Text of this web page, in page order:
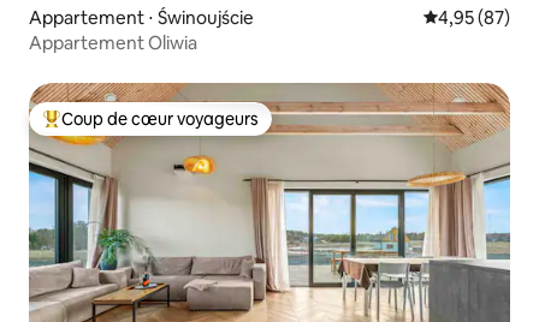
Appartement ⋅ Świnoujście Évaluation
4,95 (87)
Appartement Oliwia
Coups de cœur voyageurs les plus appréciés
Coup de cœur voyageurs